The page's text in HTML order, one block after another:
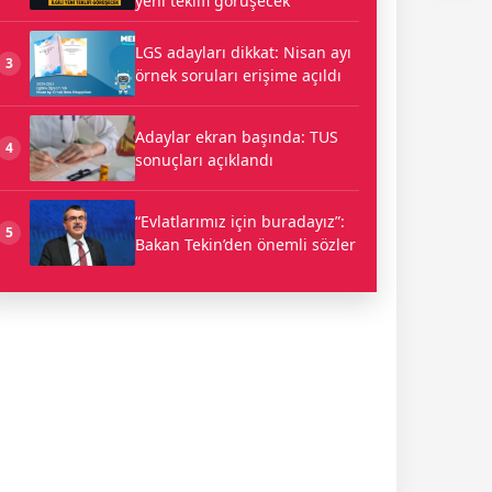
3
LGS adayları dikkat: Nisan ayı
örnek soruları erişime açıldı
4
Adaylar ekran başında: TUS
sonuçları açıklandı
5
“Evlatlarımız için buradayız”:
Bakan Tekin’den önemli sözler